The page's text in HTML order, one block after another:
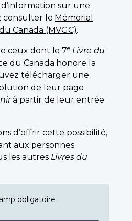
sur une
consulter le Mémorial
Canada (MVGC).
ceux dont le 7e Livre du
du Canada honore la
télécharger une
de leur page
à partir de leur entrée
d’offrir cette possibilité,
aux personnes
les autres Livres du
obligatoire